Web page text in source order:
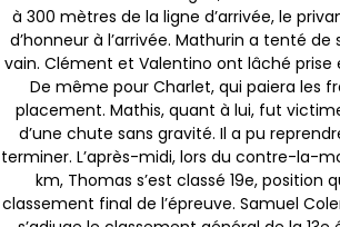
à 300 mètres de la ligne d’arrivée, le
d’honneur à l’arrivée. Mathurin a tenté
vain. Clément et Valentino ont lâché prise
De même pour Charlet, qui paiera les
placement. Mathis, quant à lui, fut
d’une chute sans gravité. Il a pu
terminer. L’après-midi, lors du contre-la-
km, Thomas s’est classé 19e, position
classement final de l’épreuve. Samuel